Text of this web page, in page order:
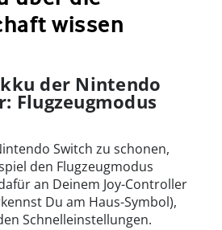
wissen
der Nintendo
Flugzeugmodus
Switch zu schonen,
den Flugzeugmodus
an Deinem Joy-Controller
Du am Haus-Symbol),
Schnelleinstellungen.